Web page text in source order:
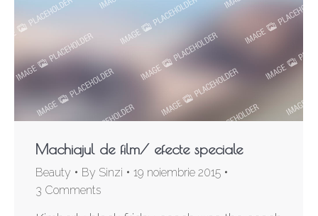
Machiajul de film/ efecte speciale
Beauty By Sinzi
19 noiembrie 2015
3 Comments